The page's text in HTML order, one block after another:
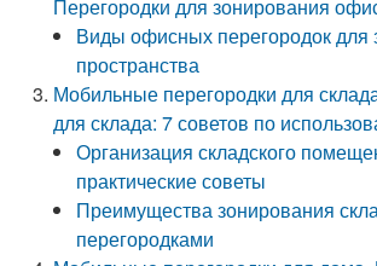
Перегородки для зонирования
Виды офисных перегородок для
пространства
Мобильные перегородки для
для склада: 7 советов по
Организация складского
практические советы
Преимущества зонирования
перегородками